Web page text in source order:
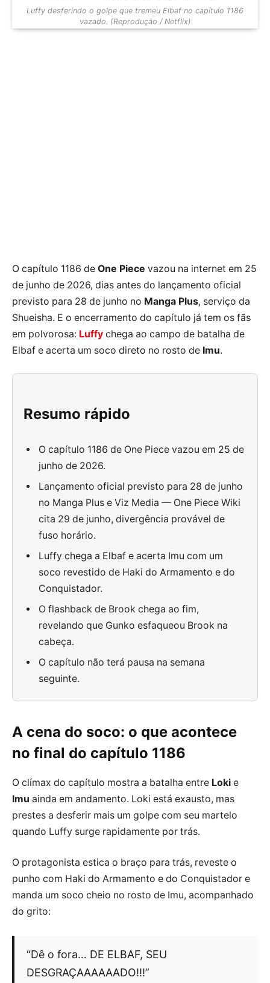
Luffy desferindo o golpe que tremeu Elbaf no capítulo 1186
vazado. (Reprodução / Netflix)
O capítulo 1186 de One Piece vazou na internet em 25
de junho de 2026, dias antes do lançamento oficial
previsto para 28 de junho no Manga Plus, serviço da
Shueisha. E o encerramento do capítulo já tem os fãs
em polvorosa: Luffy chega ao campo de batalha de
Elbaf e acerta um soco direto no rosto de Imu.
Resumo rápido
O capítulo 1186 de One Piece vazou em 25 de
junho de 2026.
Lançamento oficial previsto para 28 de junho
no Manga Plus e Viz Media — One Piece Wiki
cita 29 de junho, divergência provável de
fuso horário.
Luffy chega a Elbaf e acerta Imu com um
soco revestido de Haki do Armamento e do
Conquistador.
O flashback de Brook chega ao fim,
revelando que Gunko esfaqueou Brook na
cabeça.
O capítulo não terá pausa na semana
seguinte.
A cena do soco: o que acontece
no final do capítulo 1186
O clímax do capítulo mostra a batalha entre Loki e
Imu ainda em andamento. Loki está exausto, mas
prestes a desferir mais um golpe com seu martelo
quando Luffy surge rapidamente por trás.
O protagonista estica o braço para trás, reveste o
punho com Haki do Armamento e do Conquistador e
manda um soco cheio no rosto de Imu, acompanhado
do grito:
“Dê o fora… DE ELBAF, SEU
DESGRAÇAAAAAADO!!!”